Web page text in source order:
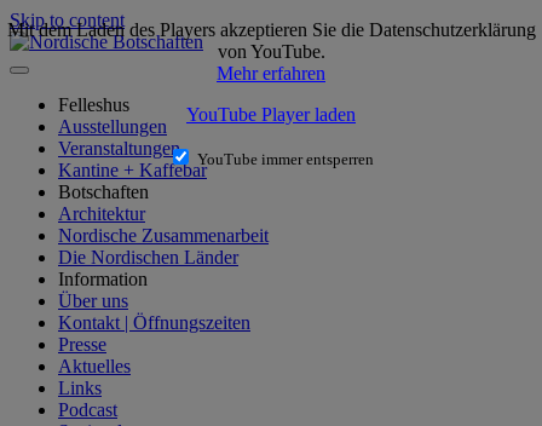
Skip to content
Felleshus
Ausstellungen
Veranstaltungen
Kantine + Kaffebar
Botschaften
Architektur
Nordische Zusammenarbeit
Die Nordischen Länder
Information
Über uns
Kontakt | Öffnungszeiten
Presse
Aktuelles
Links
Podcast
Mit dem Laden des Players akzeptieren Sie die Datenschutzerklärung
von YouTube.
Mehr erfahren
YouTube Player laden
YouTube immer entsperren